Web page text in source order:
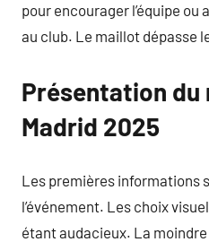
pour encourager l’équipe
au club. Le maillot dépasse
Présentation du
Madrid 2025
Les premières informations
l’événement. Les choix
étant audacieux. La